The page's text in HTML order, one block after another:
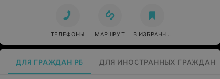
ТЕЛЕФОНЫ МАРШРУТ В ИЗБРАННОЕ
ДЛЯ ГРАЖДАН РБ ДЛЯ ИНОСТРАННЫХ ГРАЖДАН